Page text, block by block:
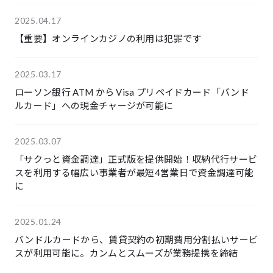
2025.04.17
【重要】オンラインカジノの利用は犯罪です
2025.03.17
ローソン銀行 ATM から Visa プリペイドカード「バンド
ルカード」への現金チャージが可能に
2025.03.07
「サクっと資金調達」正式版を提供開始！収納代行サービ
スを利用する幅広い事業者が最短4営業日で資金調達可能
に
2025.01.24
バンドルカードから、賃貸契約の初期費用分割払いサービ
スが利用可能に。カンムとスムーズが業務提携を締結